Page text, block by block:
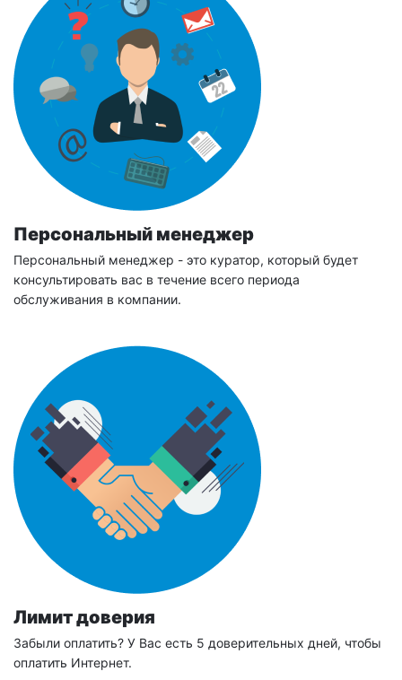
Персональный менеджер
Персональный менеджер - это куратор, который будет
консультировать вас в течение всего периода
обслуживания в компании.
Лимит доверия
Забыли оплатить? У Вас есть 5 доверительных дней, чтобы
оплатить Интернет.